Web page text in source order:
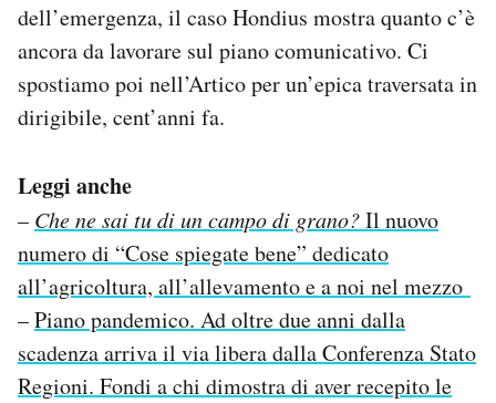
dell’emergenza, il caso Hondius mostra quanto c’è
ancora da lavorare sul piano comunicativo. Ci
spostiamo poi nell’Artico per un’epica traversata in
dirigibile, cent’anni fa.
Leggi anche
– Che ne sai tu di un campo di grano?Il nuovo
numero di “Cose spiegate bene” dedicato
all’agricoltura, all’allevamento e a noi nel mezzo
–Piano pandemico. Ad oltre due anni dalla
scadenza arriva il via libera dalla Conferenza Stato
Regioni. Fondi a chi dimostra di aver recepito le